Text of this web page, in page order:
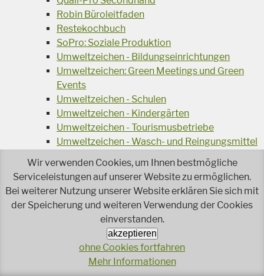
Robin Büroleitfaden
Restekochbuch
SoPro: Soziale Produktion
Umweltzeichen - Bildungseinrichtungen
Umweltzeichen: Green Meetings und Green
Events
Umweltzeichen - Schulen
Umweltzeichen - Kindergärten
Umweltzeichen - Tourismusbetriebe
Umweltzeichen - Wasch- und Reingungsmittel
Veranstaltungsreihe Ressourcen-Effizienz
Wiederverwendung von Elektroaltgeräten
Wasser - das Businessgetränk
Wohnprojekt Parcours
Jetzt faire und ökologische Mode kaufen!
Reparieren leicht gemacht!
Wir verwenden Cookies, um Ihnen bestmögliche
Serviceleistungen auf unserer Website zu ermöglichen.
Bei weiterer Nutzung unserer Website erklären Sie sich mit
der Speicherung und weiteren Verwendung der Cookies
einverstanden.
akzeptieren
ohne Cookies fortfahren
Mehr Informationen